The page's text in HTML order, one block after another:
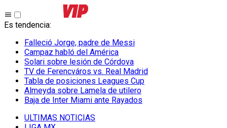
Es tendencia:
Falleció Jorge, padre de Messi
Campaz habló del América
Solari sobre lesión de Córdova
TV de Ferencváros vs. Real Madrid
Tabla de posiciones Leagues Cup
Almeyda sobre Lamela de utilero
Baja de Inter Miami ante Rayados
ULTIMAS NOTICIAS